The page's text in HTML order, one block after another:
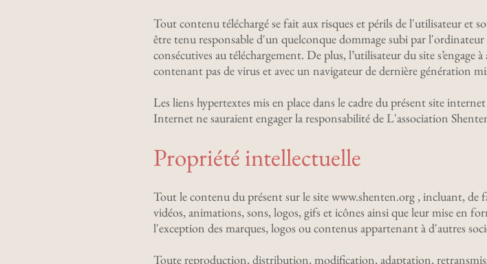
Tout contenu téléchargé se fait aux risques et périls de l'utilisateur et
être tenu responsable d'un quelconque dommage subi par
consécutives au téléchargement. De plus, l’utilisateur du site
contenant pas de virus et avec un navigateur de dernière génération
Les liens hypertextes mis en place dans le cadre du présent site
Internet ne sauraient engager la responsabilité de L'association
Propriété intellectuelle
Tout le contenu du présent sur le site www.shenten.org , incluant, de
vidéos, animations, sons, logos, gifs et icônes ainsi que leur mise en
l'exception des marques, logos ou contenus appartenant à d'autres
Toute reproduction, distribution, modification, adaptation,